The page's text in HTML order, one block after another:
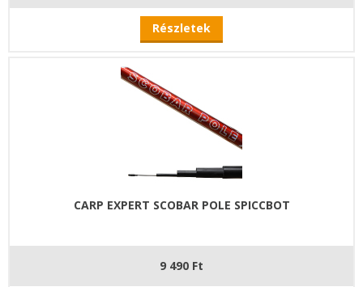
Részletek
CARP EXPERT SCOBAR POLE SPICCBOT
9 490 Ft